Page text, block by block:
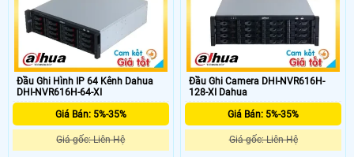
Đầu Ghi Hình IP 64 Kênh Dahua
DHI-NVR616H-64-XI
Giá Bán: 5%-35%
Giá gốc: Liên Hệ
Đầu Ghi Camera DHI-NVR616H-
128-XI Dahua
Giá Bán: 5%-35%
Giá gốc: Liên Hệ